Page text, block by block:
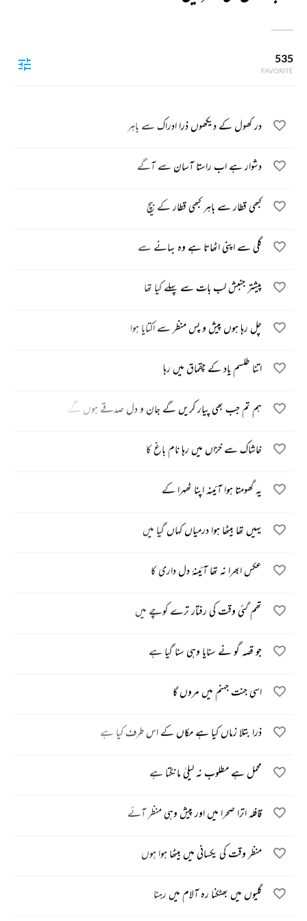
535
FAVORITE
در کھول کے دیکھوں ذرا ادراک سے باہر
دشوار ہے اب راستا آسان سے آگے
کبھی قطار سے باہر کبھی قطار کے بیچ
گلی سے اپنی اٹھاتا ہے وہ بہانے سے
پیشتر جنبش لب بات سے پہلے کیا تھا
چل رہا ہوں پیش و پس منظر سے اکتایا ہوا
اتنا طلسم یاد کے چقماق میں رہا
ہم تم جب بھی پیار کریں گے جان و دل صدقے ہوں گے
خاشاک سے خزاں میں رہا نام باغ کا
یہ گھومتا ہوا آئینہ اپنا ٹھہرا کے
یہیں تھا بیٹھا ہوا درمیاں کہاں گیا میں
عکس ابھرا نہ تھا آئینۂ دل داری کا
تھم گئی وقت کی رفتار ترے کوچے میں
جو قصہ گو نے سنایا وہی سنا گیا ہے
اسی جنت جہنم میں مروں گا
ذرا بتلا زماں کیا ہے مکاں کے اس طرف کیا ہے
محمل ہے مطلوب نہ لیلیٰ مانگتا ہے
قافلہ اترا صحرا میں اور پیش وہی منظر آئے
منظر وقت کی یکسانی میں بیٹھا ہوا ہوں
گلیوں میں بھٹکنا رہ آلام میں رہنا